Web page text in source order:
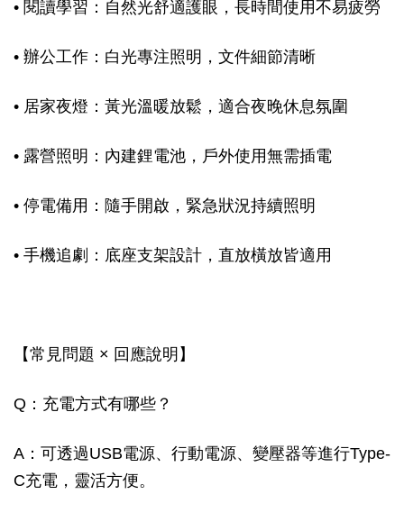
• 閱讀學習：自然光舒適護眼，長時間使用不易疲勞
• 辦公工作：白光專注照明，文件細節清晰
• 居家夜燈：黃光溫暖放鬆，適合夜晚休息氛圍
• 露營照明：內建鋰電池，戶外使用無需插電
• 停電備用：隨手開啟，緊急狀況持續照明
• 手機追劇：底座支架設計，直放橫放皆適用
【常見問題 × 回應說明】
Q：充電方式有哪些？
A：可透過USB電源、行動電源、變壓器等進行Type-
C充電，靈活方便。